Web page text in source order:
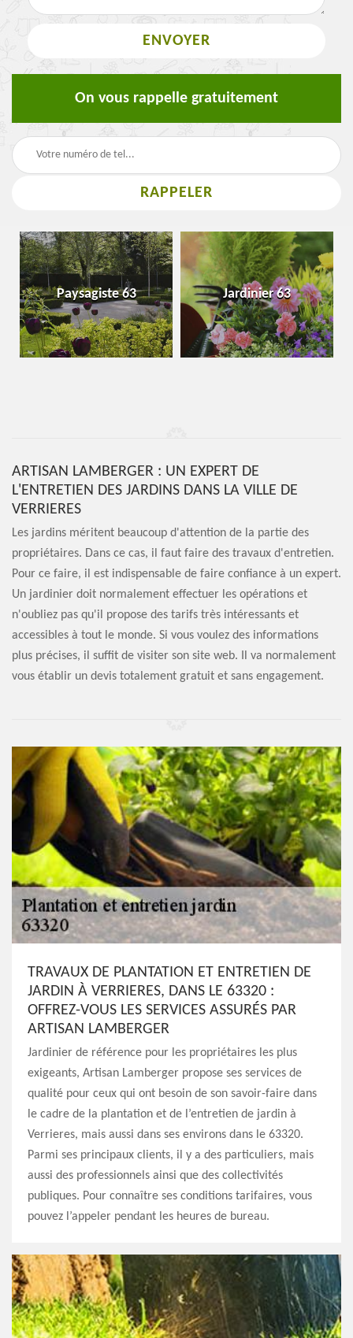
On vous rappelle gratuitement
Paysagiste 63 Jardinier 63
ARTISAN LAMBERGER : UN EXPERT DE
L'ENTRETIEN DES JARDINS DANS LA VILLE DE
VERRIERES
Les jardins méritent beaucoup d'attention de la partie des
propriétaires. Dans ce cas, il faut faire des travaux d'entretien.
Pour ce faire, il est indispensable de faire confiance à un expert.
Un jardinier doit normalement effectuer les opérations et
n'oubliez pas qu'il propose des tarifs très intéressants et
accessibles à tout le monde. Si vous voulez des informations
plus précises, il suffit de visiter son site web. Il va normalement
vous établir un devis totalement gratuit et sans engagement.
TRAVAUX DE PLANTATION ET ENTRETIEN DE
JARDIN À VERRIERES, DANS LE 63320 :
OFFREZ-VOUS LES SERVICES ASSURÉS PAR
ARTISAN LAMBERGER
Jardinier de référence pour les propriétaires les plus
exigeants, Artisan Lamberger propose ses services de
qualité pour ceux qui ont besoin de son savoir-faire dans
le cadre de la plantation et de l’entretien de jardin à
Verrieres, mais aussi dans ses environs dans le 63320.
Parmi ses principaux clients, il y a des particuliers, mais
aussi des professionnels ainsi que des collectivités
publiques. Pour connaître ses conditions tarifaires, vous
pouvez l’appeler pendant les heures de bureau.